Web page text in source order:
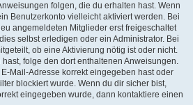
folgen, die du erhalten hast. Wenn
Benutzerkonto vielleicht aktiviert werden. Bei
angemeldeten Mitglieder erst freigeschaltet
selbst erledigen oder ein Administrator. Bei
ob eine Aktivierung nötig ist oder nicht.
folge den dort enthaltenen Anweisungen.
Mail-Adresse korrekt eingegeben hast oder
blockiert wurde. Wenn du dir sicher bist,
eingegeben wurde, dann kontaktiere einen